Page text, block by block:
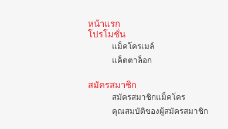
หน้าแรก
โปรโมชั่น
แม็คโครเมล์
แค็ตตาล็อก
สมัครสมาชิก
สมัครสมาชิกแม็คโคร
คุณสมบัติของผู้สมัครสมาชิก